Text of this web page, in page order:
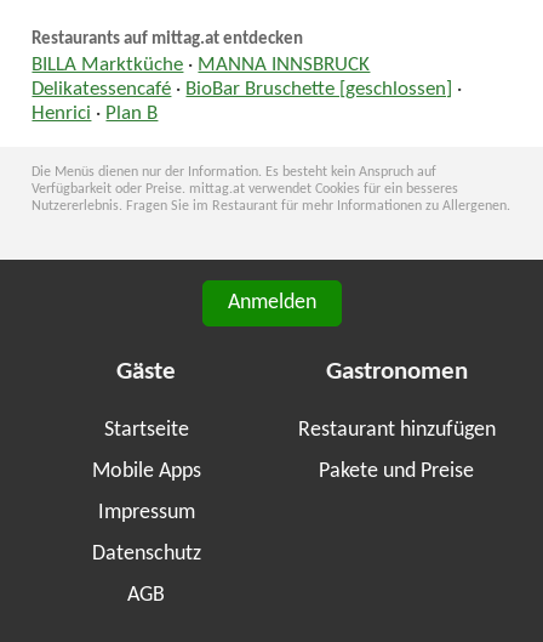
Restaurants auf mittag.at entdecken
BILLA Marktküche · MANNA INNSBRUCK
Delikatessencafé · BioBar Bruschette [geschlossen]
·
Henrici · Plan B
Die Menüs dienen nur der Information. Es besteht kein Anspruch auf
Verfügbarkeit oder Preise. mittag.at verwendet Cookies für ein besseres
Nutzererlebnis. Fragen Sie im Restaurant für mehr Informationen zu Allergenen.
Anmelden
Gäste
Startseite
Mobile Apps
Impressum
Datenschutz
AGB
Gastronomen
Restaurant hinzufügen
Pakete und Preise